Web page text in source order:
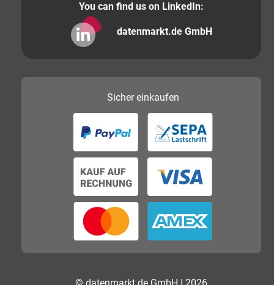
You can find us on LinkedIn:
datenmarkt.de GmbH
Sichereinkaufen